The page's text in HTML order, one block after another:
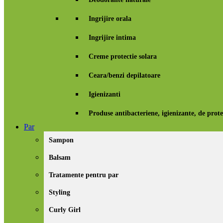
Ingrijire orala
Ingrijire intima
Creme protectie solara
Ceara/benzi depilatoare
Igienizanti
Produse antibacteriene, igienizante, de
Par
Sampon
Balsam
Tratamente pentru par
Styling
Curly Girl